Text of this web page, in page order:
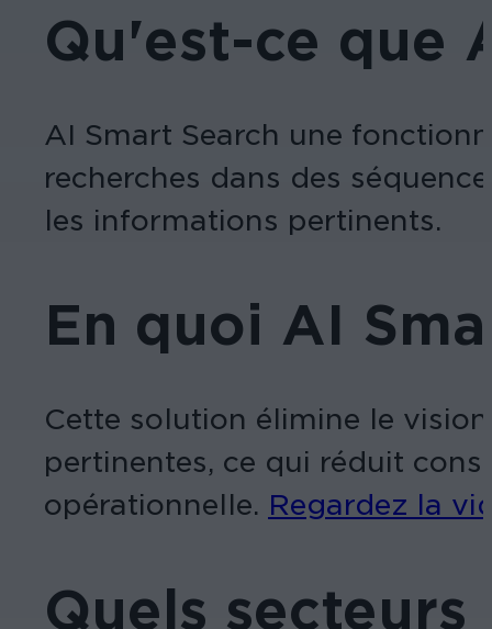
Qu'est-ce que
AI Smart Search une
recherches dans des
les informations pertinents.
En quoi AI
Cette solution élimine le
pertinentes, ce qui réduit
opérationnelle. Regardez la
Quels